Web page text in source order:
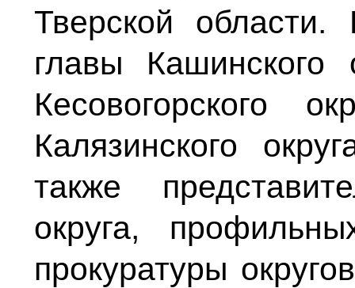
Тверской
главы Кашинского
Кесовогорского
Калязинского
также
округа,
прокуратуры